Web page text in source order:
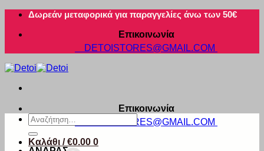
Μετάβαση
περιεχόμενο
Δωρεάν μεταφορικά για παραγγελίες άνω των 50€
Επικοινωνία
DETOISTORES@GMAIL.COM
Επικοινωνία
DETOISTORES@GMAIL.COM
Καλάθι /€0.00 0
Αναζήτηση
για: